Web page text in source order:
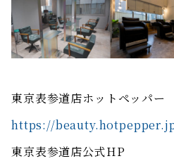
東京表参道店ホットペッパー
https://
東京表参道店公式HP